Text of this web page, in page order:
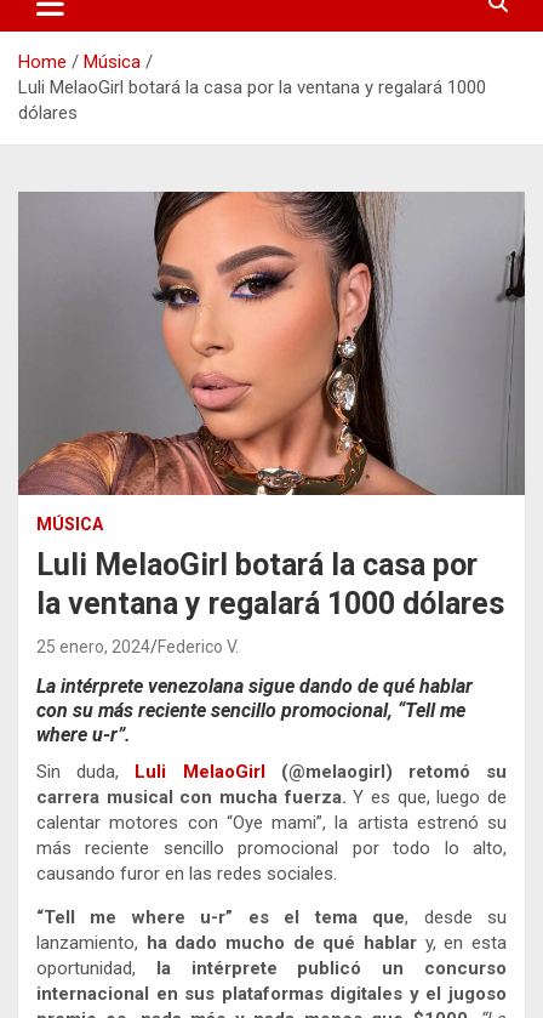
Home
Música
Luli MelaoGirl botará la casa por la ventana y regalará 1000
dólares
MÚSICA
Luli MelaoGirl botará la casa por
la ventana y regalará 1000 dólares
25 enero, 2024 Federico V.
La intérprete venezolana sigue dando de qué hablar
con su más reciente sencillo promocional, “Tell me
where u-r”.
Sin duda, Luli MelaoGirl (@melaogirl ) retomó su
carrera musical con mucha fuerza. Y es que, luego de
calentar motores con “Oye mami”, la artista estrenó su
más reciente sencillo promocional por todo lo alto,
causando furor en las redes sociales.
“Tell me where u-r” es el tema que,
desde su
lanzamiento,
ha dado mucho de qué hablar y, en esta
oportunidad,
la intérprete publicó un concurso
internacional
en sus plataformas digitales y el jugoso